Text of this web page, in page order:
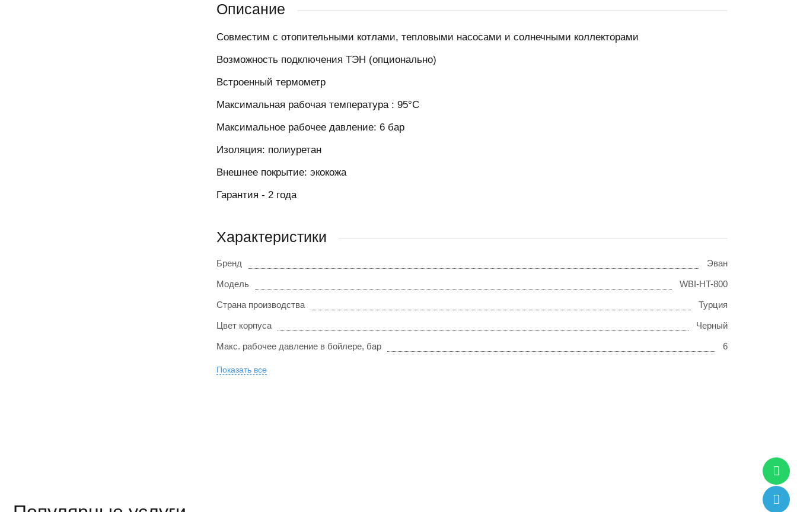
Описание
Совместим с отопительными котлами, тепловыми насосами и солнечными коллекторами
Возможность подключения ТЭН (опционально)
Встроенный термометр
Максимальная рабочая температура : 95°C
Максимальное рабочее давление: 6 бар
Изоляция: полиуретан
Внешнее покрытие: экокожа
Гарантия - 2 года
Характеристики
Бренд Эван
Модель WBI-HT-800
Страна производства Турция
Цвет корпуса Черный
Макс. рабочее давление в бойлере, бар 6
Показать все